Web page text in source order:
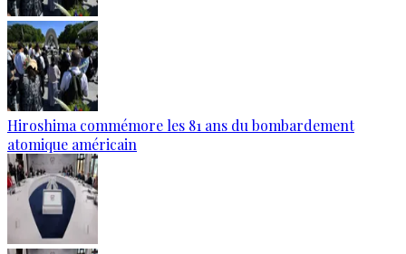
Hiroshima commémore les 81 ans du bombardement
atomique américain